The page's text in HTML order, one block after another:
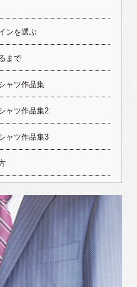
ンを選ぶ
まで
ャツ作品集
ャツ作品集2
ャツ作品集3